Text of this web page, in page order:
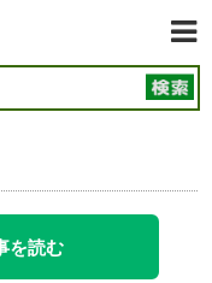
を読む